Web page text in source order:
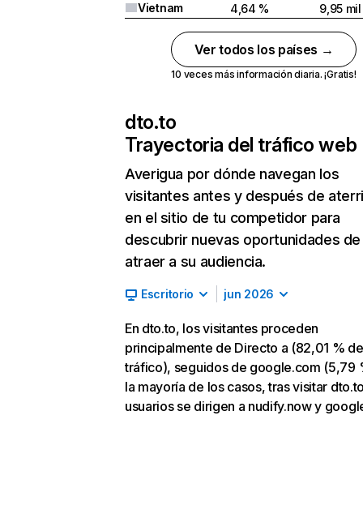
Vietnam
4,64 % 9,95 mil
Ver todos los países →
10 veces más información diaria. ¡Gratis!
dto.to
Trayectoria del tráfico web
Averigua por dónde navegan los
visitantes antes y después de
en el sitio de tu competidor para
descubrir nuevas oportunidades de
atraer a su audiencia.
Escritorio jun 2026
En dto.to, los visitantes proceden
principalmente de Directo a (82,01 % de
tráfico), seguidos de google.com (5,79
la mayoría de los casos, tras visitar
usuarios se dirigen a nudify.now y